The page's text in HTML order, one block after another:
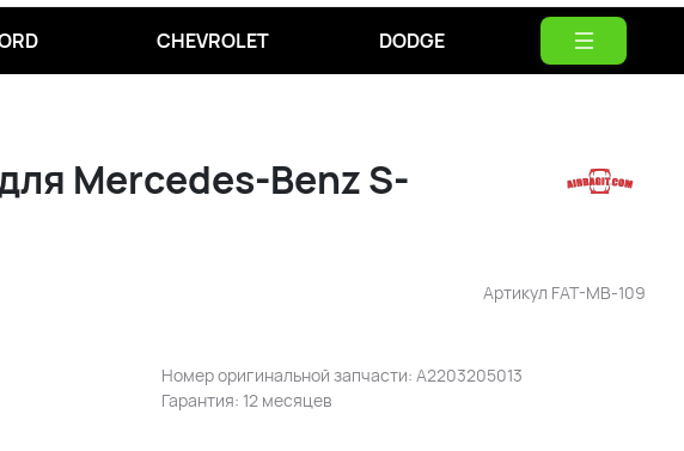
CHEVROLET DODGE
Артикул FAT-MB-109
Mercedes-Benz S-
Номер оригинальной запчасти: A2203205013
Гарантия: 12 месяцев